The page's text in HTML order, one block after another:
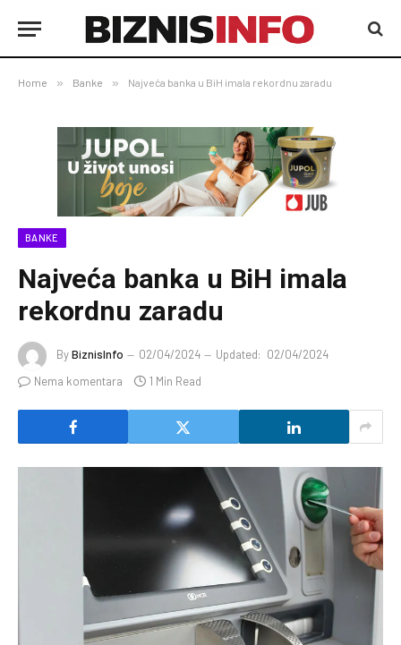
Home » Banke » Najveća banka u BiH imala rekordnu zaradu
BANKE
Najveća banka u BiH imala
rekordnu zaradu
ByBiznisInfo 02/04/2024 Updated: 02/04/2024
Nema komentara
1 Min Read